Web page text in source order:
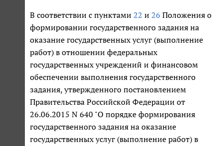
В соответствии с пунктами 22 и 26 Положения о
формировании государственного задания на
оказание государственных услуг (выполнение
работ) в отношении федеральных
государственных учреждений и финансовом
обеспечении выполнения государственного
задания, утвержденного постановлением
Правительства Российской Федерации от
26.06.2015 N 640 "О порядке формирования
государственного задания на оказание
государственных услуг (выполнение работ) в